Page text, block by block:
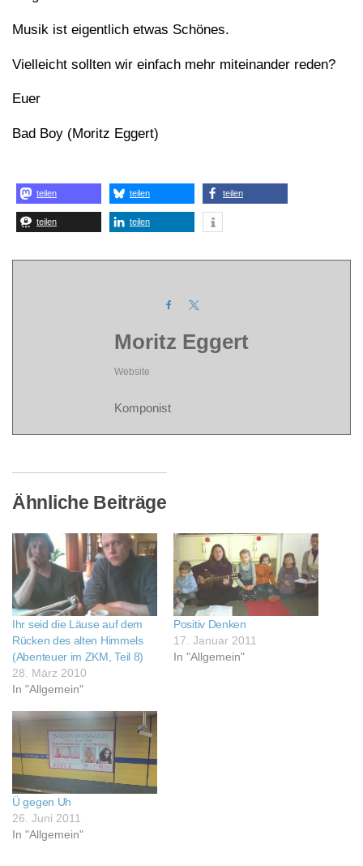
Musik ist eigentlich etwas Schönes.
Vielleicht sollten wir einfach mehr miteinander reden?
Euer
Bad Boy (Moritz Eggert)
teilen teilen teilen
teilen teilen
Moritz Eggert
Website
Komponist
Ähnliche Beiträge
Ihr seid die Läuse auf dem
Rücken des alten Himmels
(Abenteuer im ZKM, Teil 8)
28. März 2010
In "Allgemein"
Positiv Denken
17. Januar 2011
In "Allgemein"
Ü gegen Uh
26. Juni 2011
In "Allgemein"